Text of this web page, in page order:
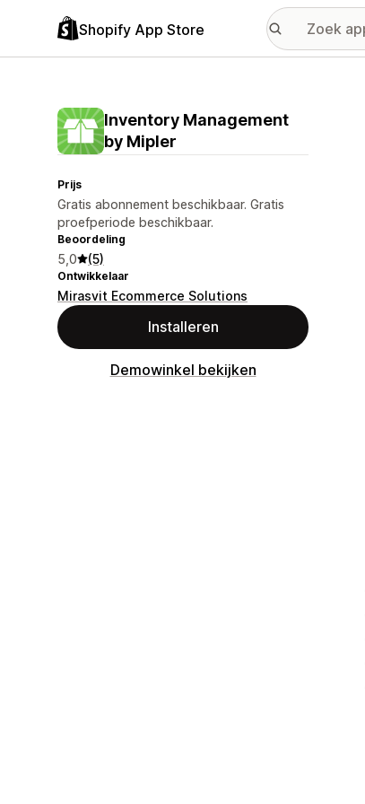
Shopify App Store
Inventory Management
by Mipler
Prijs
Gratis abonnement beschikbaar. Gratis
proefperiode beschikbaar.
Beoordeling
5,0 (5)
Ontwikkelaar
Mirasvit Ecommerce Solutions
Installeren
Demowinkel bekijken